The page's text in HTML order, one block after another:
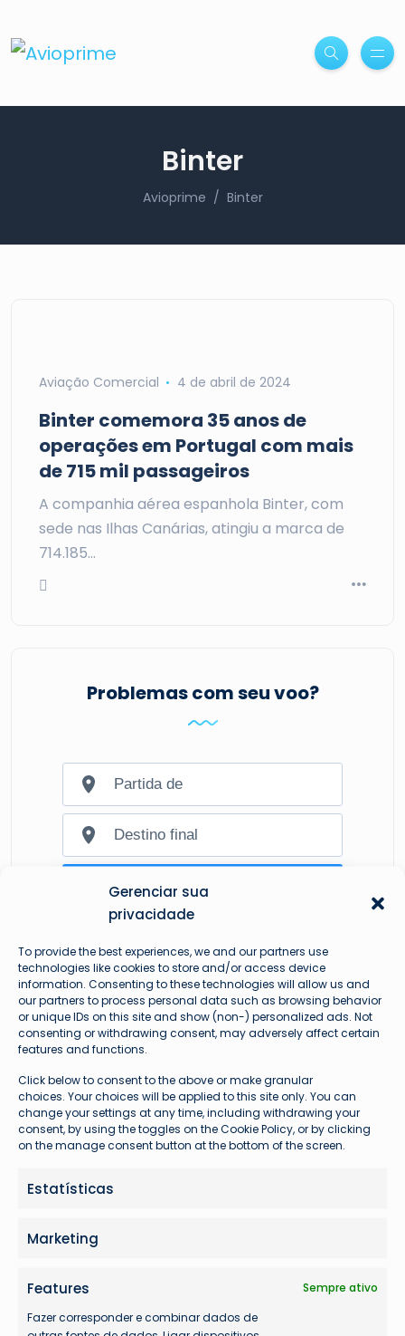
Gerenciar sua
privacidade
To provide the best experiences, we and our partners use
technologies like cookies to store and/or access device
information. Consenting to these technologies will allow us and
our partners to process personal data such as browsing behavior
or unique IDs on this site and show (non-) personalized ads. Not
consenting or withdrawing consent, may adversely affect certain
features and functions.
Click below to consent to the above or make granular
choices. Your choices will be applied to this site only. You can
change your settings at any time, including withdrawing your
consent, by using the toggles on the Cookie Policy, or by clicking
on the manage consent button at the bottom of the screen.
Estatísticas
Marketing
Features
Sempre ativo
Fazer corresponder e combinar dados de
Binter
Avioprime Binter
Aviação Comercial 4 de abril de 2024
Binter comemora 35 anos de
operações em Portugal com mais
de 715 mil passageiros
A companhia aérea espanhola Binter, com
sede nas Ilhas Canárias, atingiu a marca de
714.185…
Problemas com seu voo?
Mais lidas